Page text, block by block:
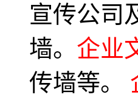
宣传公司
墙。 企业
传墙等。